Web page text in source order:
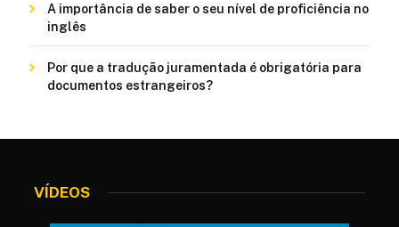
A importância de saber o seu nível de proficiência no
inglês
Por que a tradução juramentada é obrigatória para
documentos estrangeiros?
VÍDEOS